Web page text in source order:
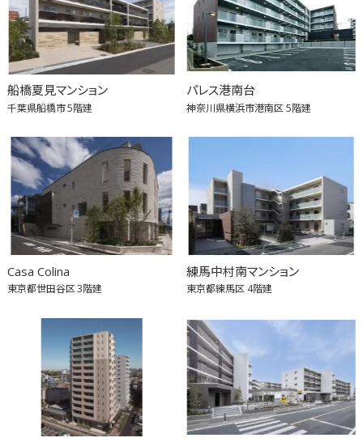
船橋夏見マンション
千葉県船橋市5階建
パレス港南台
神奈川県横浜市港南区5階建
Casa Colina
東京都世田谷区3階建
練馬中村南マンション
東京都練馬区 4階建